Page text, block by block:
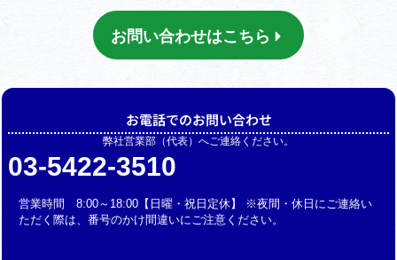
お問い合わせはこちら
お電話でのお問い合わせ
弊社営業部（代表）へご連絡ください。
03-5422-3510
営業時間 8:00～18:00【日曜・祝日定休】 ※夜間・休日にご連絡い
ただく際は、番号のかけ間違いにご注意ください。